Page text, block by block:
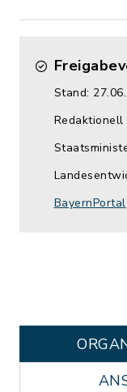
Stand:
BayernPortal